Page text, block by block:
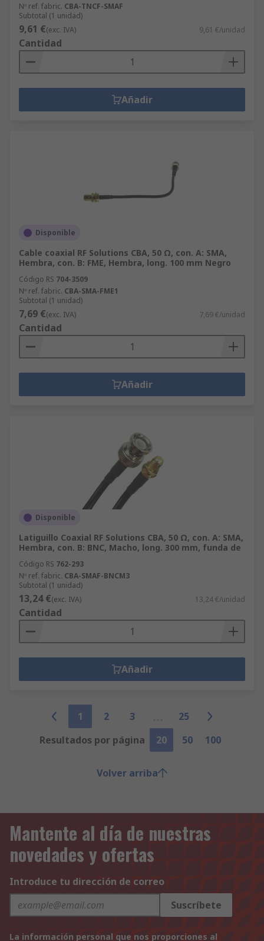
Nº ref. fabric. CBA-TNCF-SMAF
Subtotal (1 unidad)
9,61 €(exc. IVA) 9,61 €/unidad
Cantidad
Añadir
Disponible
Cable coaxial RF Solutions CBA, 50 Ω, con. A: SMA,
Hembra, con. B: FME, Hembra, long. 100 mm Negro
Código RS 704-3509
Nº ref. fabric. CBA-SMA-FME1
Subtotal (1 unidad)
7,69 €(exc. IVA) 7,69 €/unidad
Cantidad
Añadir
Disponible
Latiguillo Coaxial RF Solutions CBA, 50 Ω, con. A: SMA,
Hembra, con. B: BNC, Macho, long. 300 mm, funda de
Código RS 762-293
Nº ref. fabric. CBA-SMAF-BNCM3
Subtotal (1 unidad)
13,24 €(exc. IVA) 13,24 €/unidad
Cantidad
Añadir
1 2 3
25
Resultados por página
20 50 100
Volver arriba
Mantente al día de nuestras
novedades y ofertas
Introduce tu dirección de correo
Suscríbete
La información personal que nos proporciones al